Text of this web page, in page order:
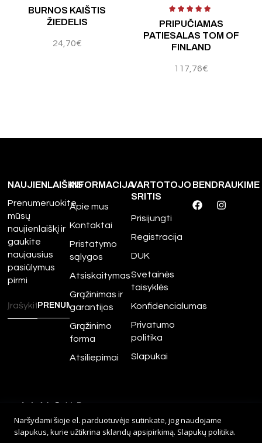
BURNOS KAIŠTIS
ŽIEDELIS
24,70€
PRIPUČIAMAS
PATIESALAS TOM OF
FINLAND
117,76€
NAUJIENLAIŠKIS
Prenumeruokite
mūsų
naujienlaiškį ir
gaukite
naujausius
pasiūlymus
pirmi
INFORMACIJA
Apie mus
Kontaktai
Pristatymo
sąlygos
Atsiskaitymas
Grąžinimas ir
garantijos
Grąžinimo
forma
Atsiliepimai
VARTOTOJO
SRITIS
Prisijungti
Registracija
DUK
Svetainės
taisyklės
Konfidencialumas
Privatumo
politika
Slapukai
BENDRAUKIME
teisės saugomos.
Sprendimas:Adveits
Naršydami šioje el. parduotuvėje sutinkate, jog naudojame
slapukus, kurie užtikrina sklandų apsipirkimą. Slapukų politika.